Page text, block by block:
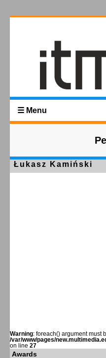
☰ Menu
Łukasz Kamiński
Warning: foreach() argument must
/var/www/pages/
on line 27
Awards